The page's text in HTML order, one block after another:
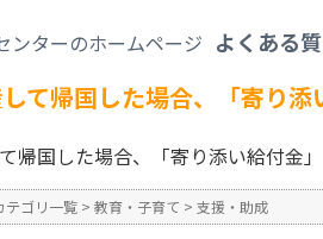
よくある
て帰国した場合、「寄り
帰国した場合、「寄り添い給付金
テゴリ一覧 > 教育・子育て > 支援・助成